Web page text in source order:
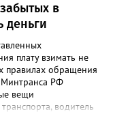
в
деньги
плату взимать не
правилах обращения
Минтранса РФ
вещи
водитель